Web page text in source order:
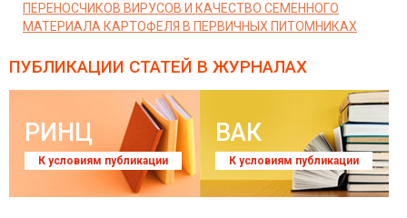
ПЕРЕНОСЧИКОВ ВИРУСОВ И КАЧЕСТВО СЕМЕННОГО
МАТЕРИАЛА КАРТОФЕЛЯ В ПЕРВИЧНЫХ ПИТОМНИКАХ
ПУБЛИКАЦИИ СТАТЕЙ В ЖУРНАЛАХ
РИНЦ
К условиям публикации
ВАК
К условиям публикации